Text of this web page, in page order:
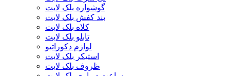
گوشواره بلک لایت
بند کفش بلک لایت
کلاه بلک لایت
تابلو بلک لایت
لوازم دکوراتیو
استیکر بلک لایت
ظروف بلک لایت